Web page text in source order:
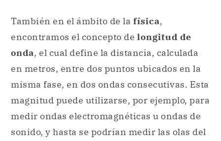
También en el ámbito de la física,
encontramos el concepto de longitud de
onda, el cual define la distancia, calculada
en metros, entre dos puntos ubicados en la
misma fase, en dos ondas consecutivas. Esta
magnitud puede utilizarse, por ejemplo, para
medir ondas electromagnéticas u ondas de
sonido, y hasta se podrían medir las olas del